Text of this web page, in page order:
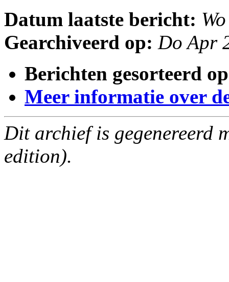
Datum laatste bericht:
Gearchiveerd op: Do Apr
Berichten gesorteerd
Meer informatie over
Dit archief is gegenereerd
edition).